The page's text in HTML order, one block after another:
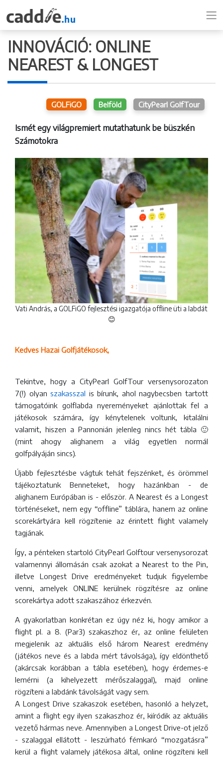
INNOVÁCIÓ: ONLINE
NEAREST & LONGEST
CityPearl GolfTour
Belföld
GOLFiGO
Ismét egy világpremiert mutathatunk be büszkén
Számotokra
Vati András, a GOLFiGO fejlesztési igazgatója offline üti a labdát
😊
Kedves Hazai Golfjátékosok,
Tekintve, hogy a CityPearl GolfTour versenysorozaton
7(!) olyanszakasszal is bírunk, ahol nagybecsben tartott
támogatóink golflabda nyereményeket ajánlottak fel a
játékosok számára, így kénytelenek voltunk, kitalálni
valamit, hiszen a Pannonián jelenleg nincs hét tábla 🙂
(mint ahogy alighanem a világ egyetlen normál
golfpályáján sincs).
Újabb fejlesztésbe vágtuk tehát fejszénket, és örömmel
tájékoztatunk Benneteket, hogy hazánkban - de
alighanem Európában is - először. A Nearest és a Longest
történéseket, nem egy “offline” táblára, hanem az online
scorekártyára kell rögzítenie az érintett flight valamely
tagjának.
Így, a pénteken startoló CityPearl Golftour versenysorozat
valamennyi állomásán csak azokat a Nearest to the Pin,
illetve Longest Drive eredményeket tudjuk figyelembe
venni, amelyek ONLINE kerülnek rögzítésre az online
scorekártya adott szakaszához érkezvén.
A gyakorlatban konkrétan ez úgy néz ki, hogy amikor a
flight pl. a 8. (Par3) szakaszhoz ér, az online felületen
megjelenik az aktuális első három Nearest eredmény
(játékos neve és a labda mért távolsága), így eldönthető
(akárcsak korábban a tábla esetében), hogy érdemes-e
lemérni (a kihelyezett mérőszalaggal), majd online
rögzíteni a labdánk távolságát vagy sem.
A Longest Drive szakaszok esetében, hasonló a helyzet,
amint a flight egy ilyen szakaszhoz ér, kiíródik az aktuális
vezető hármas neve. Amennyiben a Longest Drive-ot jelző
- szalaggal ellátott - leszúrható fémkaró “mozgatásra”
kerül a flight valamely játékosa által, online rögzíteni kell